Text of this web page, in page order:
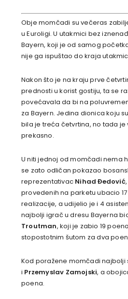
Obje momčadi su večeras
u Euroligi. U utakmici bez
Bayern, koji je od samog
nije ga ispuštao do kraja
Nakon što je na kraju prve
prednosti u korist gostiju, ta se
povećavala da bi na
za Bayern. Jedina dionica koju
bila je treća četvrtina, no tada je
prekasno.
U niti jednoj od momčadi nema
se zato odličan pokazao
reprezentativac Nihad Đedović
provedenih na parketu ubacio
realizacije, a udijelio je i 4
najbolji igrač u dresu Bayerna
Troutman, koji je zabio 19
stopostotnim šutom za dva
Kod poražene momčadi najbolji
i Przemyslav Zamojski, a
poena.